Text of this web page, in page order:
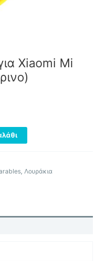
Xiaomi Mi
, Λουράκια